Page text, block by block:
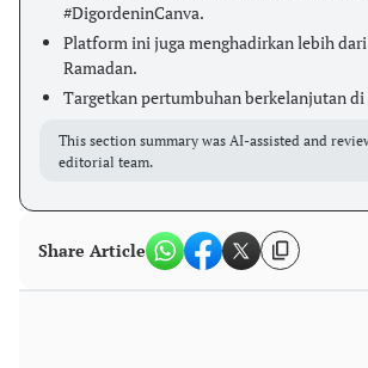
#DigordeninCanva.
Platform ini juga menghadirkan lebih dari
Ramadan.
Targetkan pertumbuhan berkelanjutan
This section summary was AI-assisted and
editorial team.
Share Article